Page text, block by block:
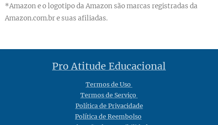
*Amazon e o logotipo da Amazon são marcas registradas da
Amazon.com.br e suas afiliadas.
Pro Atitude Educacional
Termos de Uso
Termos de Serviço
Política de Privacidade
Política de Reembolso